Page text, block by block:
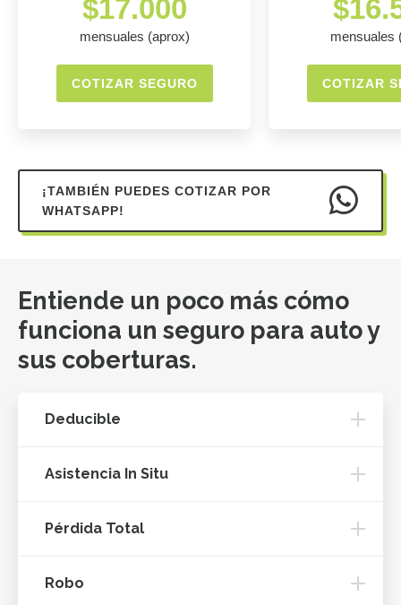
$17.000
mensuales (aprox)
COTIZAR SEGURO
mensuales
COTIZAR
¡TAMBIÉN PUEDES COTIZAR POR
WHATSAPP!
Entiende un poco más cómo
funciona un seguro para auto y
sus coberturas.
Deducible
Asistencia In Situ
Pérdida Total
Robo